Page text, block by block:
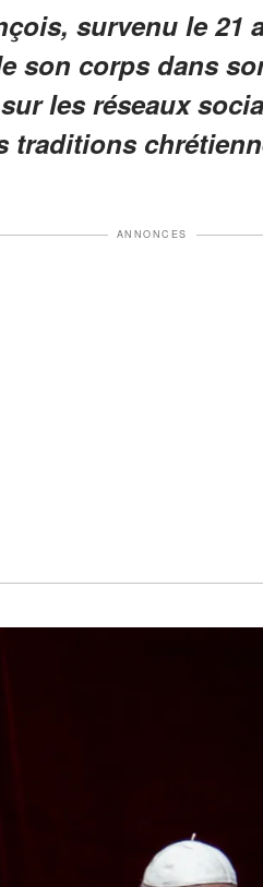
survenu le 21
son corps dans
les réseaux
traditions
ANNONCES